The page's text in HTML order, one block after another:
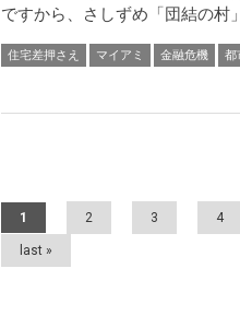
ですから、さしずめ「団結の村
住宅差押さえ マイアミ 金融危機 都
Pages
1 2 3 4
last »